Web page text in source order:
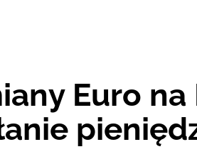
Euro na